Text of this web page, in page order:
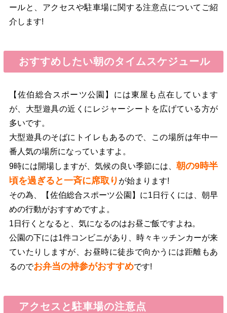
ールと、アクセスや駐車場に関する注意点についてご紹
介します!
おすすめしたい朝のタイムスケジュール
【佐伯総合スポーツ公園】には東屋も点在しています
が、大型遊具の近くにレジャーシートを広げている方が
多いです。
大型遊具のそばにトイレもあるので、この場所は年中一
番人気の場所になっていますよ。
9時には開場しますが、気候の良い季節には、 朝の9時半
頃を過ぎると一斉に席取り が始まります!
その為、【佐伯総合スポーツ公園】に1日行くには、朝早
めの行動がおすすめですよ。
1日行くとなると、気になるのはお昼ご飯ですよね。
公園の下には1件コンビニがあり、時々キッチンカーが来
ていたりしますが、お昼時に徒歩で向かうには距離もあ
るのでお弁当の持参がおすすめです!
アクセスと駐車場の注意点